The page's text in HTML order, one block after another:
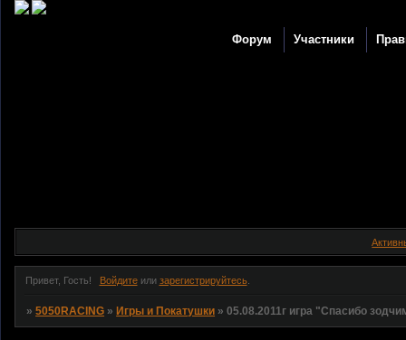
Форум Участники
Привет, Гость! Войдитеили зарегистрируйтесь.
»5050RACING » Игры и Покатушки »05.08.2011г игра "Спасибо